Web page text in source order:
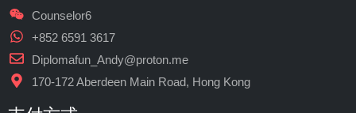
Counselor6
+852 6591 3617
Diplomafun_Andy@proton.me
170-172 Aberdeen Main Road, Hong Kong